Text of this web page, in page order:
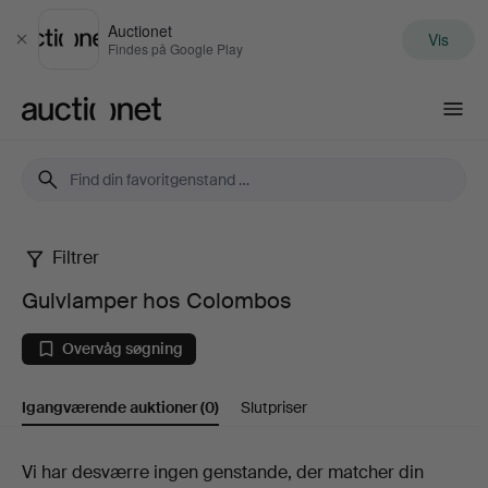
Luk
Auctionet
Findes på Google Play Vis
Gulvlamper
hos
Colombos
Filtrer
Gulvlamper hos Colombos
Overvåg søgning
Igangværende auktioner(0) Slutpriser
Igangværende
Vi har desværre ingen genstande, der matcher din